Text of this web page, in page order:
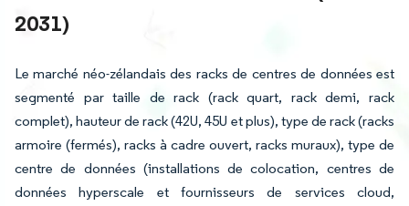
2031)
Le marché néo-zélandais des racks de centres de données est
segmenté par taille de rack (rack quart, rack demi, rack
complet), hauteur de rack (42U, 45U et plus), type de rack (racks
armoire (fermés), racks à cadre ouvert, racks muraux), type de
centre de données (installations de colocation, centres de
données hyperscale et fournisseurs de services cloud,